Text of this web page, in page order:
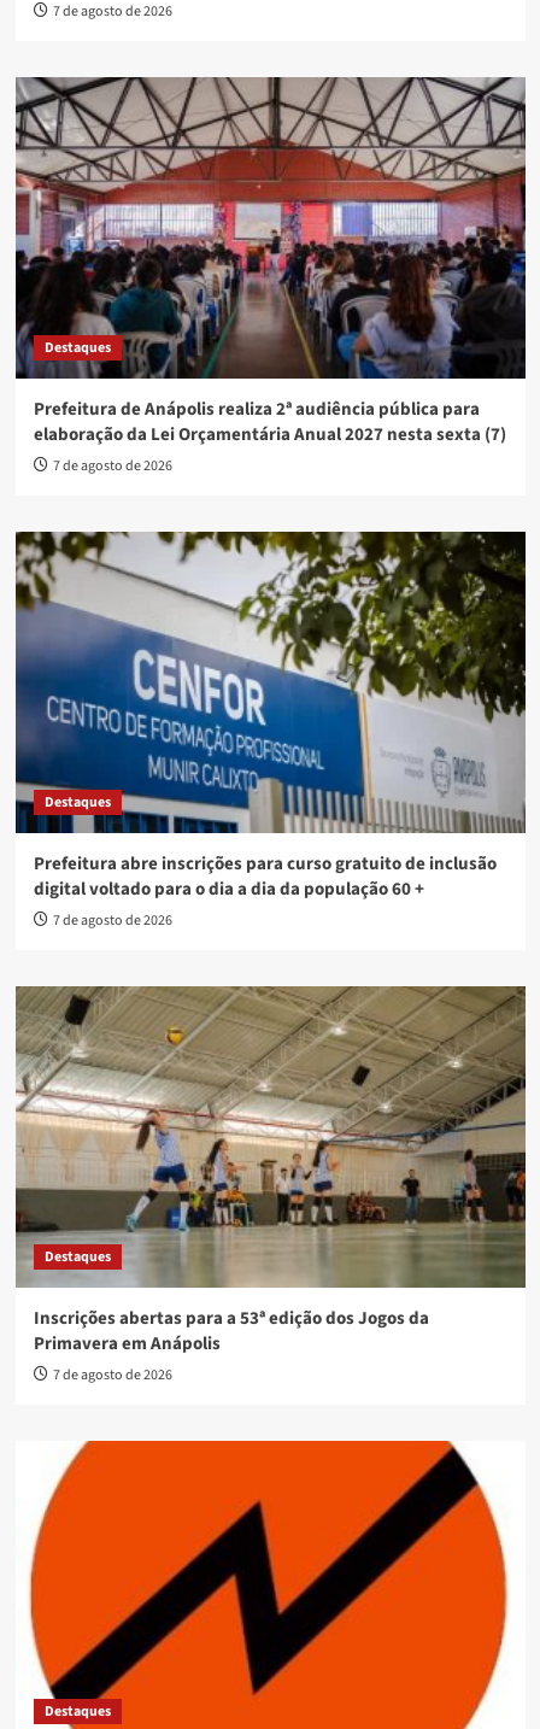
7 de agosto de 2026
Destaques
Prefeitura de Anápolis realiza 2ª audiência pública para
elaboração da Lei Orçamentária Anual 2027 nesta sexta (7)
7 de agosto de 2026
Destaques
Prefeitura abre inscrições para curso gratuito de inclusão
digital voltado para o dia a dia da população 60 +
7 de agosto de 2026
Destaques
Inscrições abertas para a 53ª edição dos Jogos da
Primavera em Anápolis
7 de agosto de 2026
Destaques